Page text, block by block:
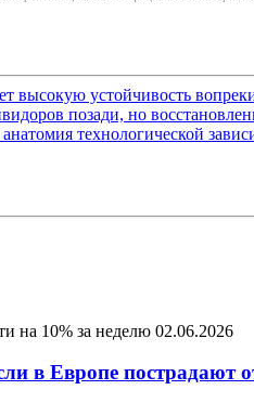
высокую устойчивость
позади, но
технологической
на 10% за неделю 02.06.2026
в Европе пострадают